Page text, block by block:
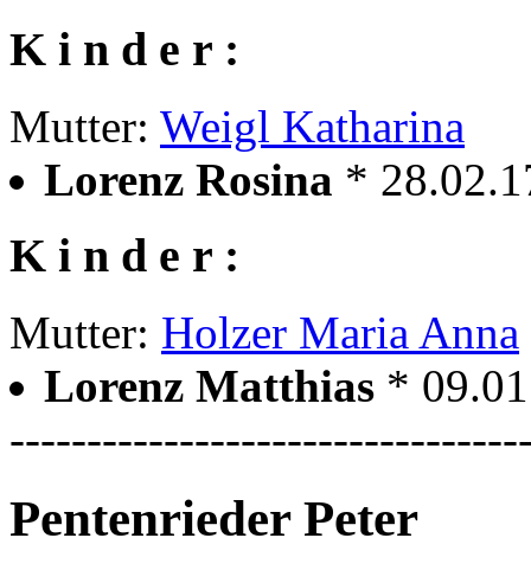
K i n d e r :
Mutter: Weigl Katharina
Lorenz Rosina *
K i n d e r :
Mutter: Holzer Maria Anna
Lorenz Matthias *
Pentenrieder Peter